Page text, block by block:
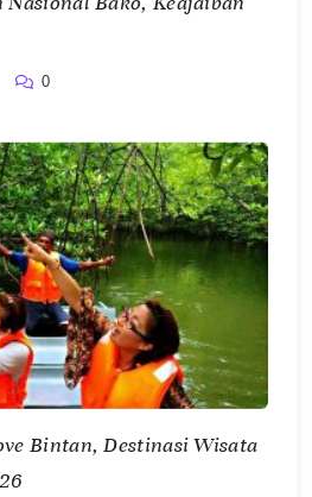
0
Bintan, Destinasi Wisata